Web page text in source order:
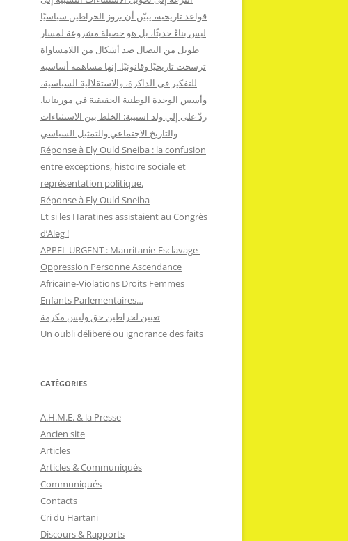
قواعد تاريخية، يبيّن أن بروز الحراطين سياسيًا
ليس بناءً حديثًا، بل هو حصيلة مشروعة لمسار
طويل من النضال ضد أشكال من اللامساواة
ترسخت تاريخيًا وقانونيًا. إنها مساهمة أساسية
للتفكير في الذاكرة، والاستقلالية السياسية،
وأسس الوحدة الوطنية الحقيقية في موريتانيا.
ردّ على إلي ولد اسنيبة: الخلط بين الاستثناءات
والتاريخ الاجتماعي والتمثيل السياسي
Réponse à Ely Ould Sneiba : la confusion
entre exceptions, histoire sociale et
représentation politique.
Réponse à Ely Ould Sneiba
Et si les Haratines assistaient au Congrès
d’Aleg !
APPEL URGENT : Mauritanie-Esclavage-
Oppression Personne Ascendance
Africaine-Violations Droits Femmes
Enfants Parlementaires…
تعيين لحراطين حق وليس مكرمة
Un oubli déliberé ou ignorance des faits
CATÉGORIES
A.H.M.E. & la Presse
Ancien site
Articles
Articles & Communiqués
Communiqués
Contacts
Cri du Hartani
Discours & Rapports